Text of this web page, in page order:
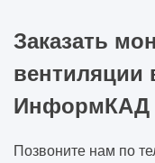
Заказать
вентиляции
ИнформКАД
Позвоните нам по